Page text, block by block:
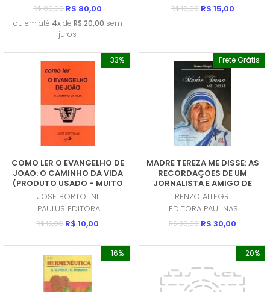
R$ 80,00 R$ 80,00
ou em até 4xde R$ 20,00 sem
juros
R$ 18,00 R$ 15,00
-33%
COMO LER O EVANGELHO DE
JOAO: O CAMINHO DA VIDA
(PRODUTO USADO - MUITO
BOM)
JOSE BORTOLINI
PAULUS EDITORA
R$ 15,00 R$ 10,00
Frete Grátis
MADRE TEREZA ME DISSE: AS
RECORDAÇOES DE UM
JORNALISTA E AMIGO DE
SANTA DE CALCUTA
(PRODUTO USADO - MUITO
BOM)
RENZO ALLEGRI
EDITORA PAULINAS
R$ 30,00 R$ 30,00
-16% -20%